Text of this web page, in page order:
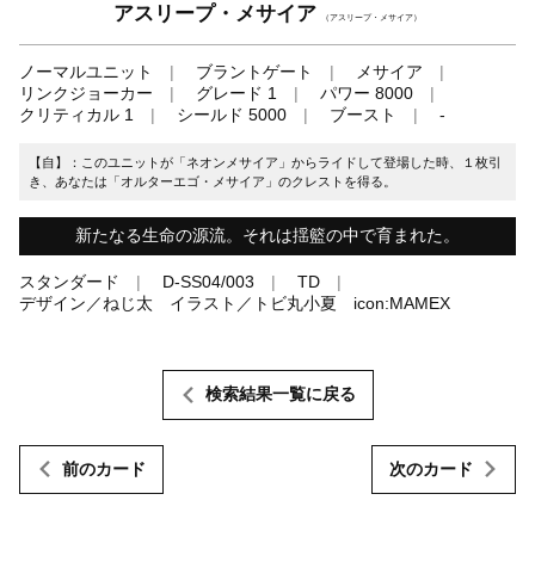
アスリープ・メサイア （アスリープ・メサイア）
ノーマルユニット ブラントゲート
メサイア
リンクジョーカー
グレード 1
パワー 8000
クリティカル 1
シールド 5000 ブースト -
【自】：このユニットが「ネオンメサイア」からライドして登場した時、１枚引
き、あなたは「オルターエゴ・メサイア」のクレストを得る。
新たなる生命の源流。それは揺籃の中で育まれた。
スタンダード D-SS04/003
TD
デザイン／ねじ太 イラスト／トビ丸小夏 icon:MAMEX
前のカード
検索結果一覧に戻る
次のカード